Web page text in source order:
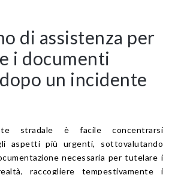
di assistenza per
i documenti
un incidente
stradale è facile concentrarsi
aspetti più urgenti, sottovalutando
necessaria per tutelare i
raccogliere tempestivamente i